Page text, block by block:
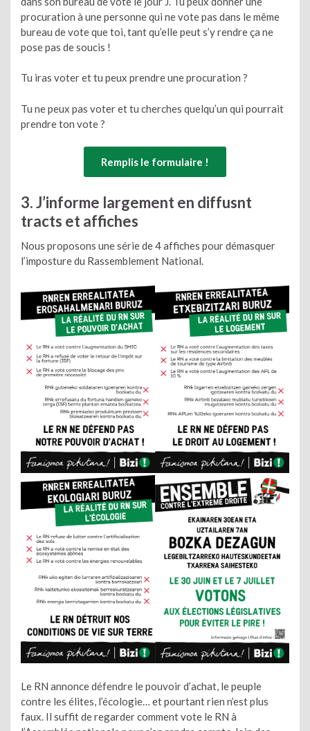
procuration à une personne qui ne vote pas dans le même
bureau de vote que toi, tant qu’elle peut s’y rendre ça ne
pose pas de soucis !
Tu iras voter et tu peux prendre une procuration ?
Tu ne peux pas voter et tu cherches quelqu’un qui pourrait
prendre ton vote ?
Remplis le formulaire !
3. J’informe largement en diffusnt
tracts et affiches
Nous proposons une série de 4 affiches pour démasquer
l’imposture du Rassemblement National.
Le RN annonce défendre le pouvoir d’achat, le peuple
contre les élites, l’écologie… et pourtant rien n’est plus
faux. Il suffit de regarder comment vote le RN à